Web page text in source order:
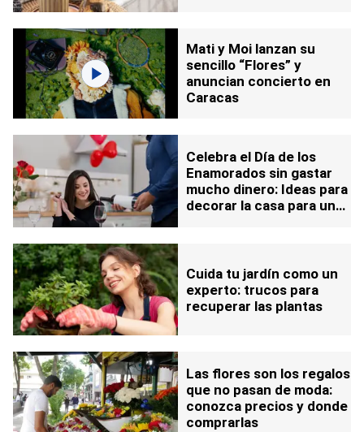
Mati y Moi lanzan su
sencillo “Flores” y
anuncian concierto en
Caracas
Celebra el Día de los
Enamorados sin gastar
mucho dinero: Ideas para
decorar la casa para una
Cuida tu jardín como un
experto: trucos para
recuperar las plantas
Las flores son los regalos
que no pasan de moda:
conozca precios y donde
comprarlas